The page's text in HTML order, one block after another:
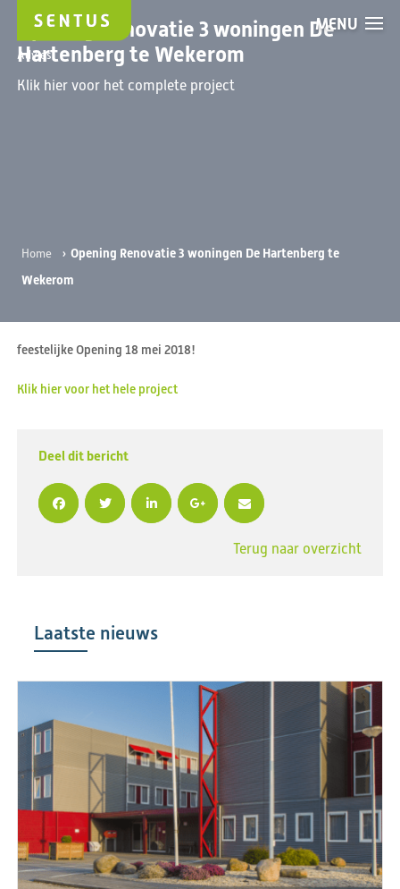
Advies
MENU
Opening Renovatie 3 woningen De
Hartenberg te Wekerom
Klik hier voor het complete project
Home ›Opening Renovatie 3 woningen De Hartenberg te
Wekerom
feestelijke Opening 18 mei 2018!
Klik hier voor het hele project
Deel dit bericht
Terug naar overzicht
Laatste nieuws